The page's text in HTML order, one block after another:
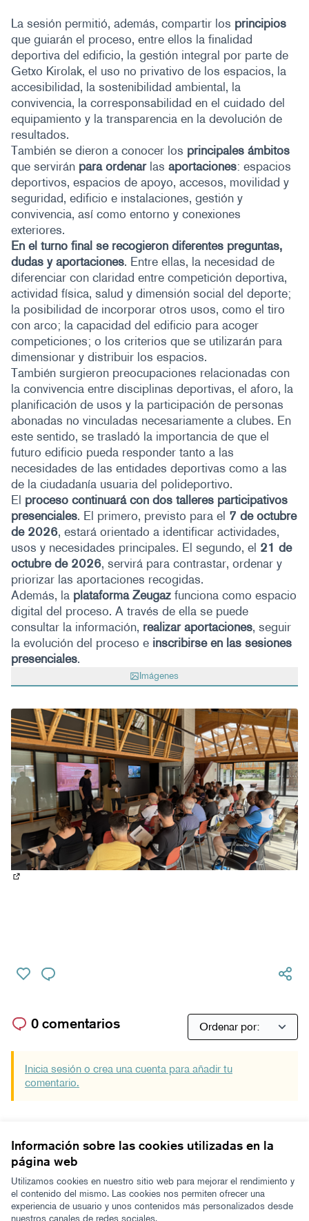
Información sobre las cookies utilizadas en la
página web
Utilizamos cookies en nuestro sitio web para mejorar el rendimiento y
el contenido del mismo. Las cookies nos permiten ofrecer una
experiencia de usuario y unos contenidos más personalizados desde
nuestros canales de redes sociales.
La sesión permitió, además, compartir los principios
que guiarán el proceso, entre ellos la finalidad
deportiva del edificio, la gestión integral por parte de
Getxo Kirolak, el uso no privativo de los espacios, la
accesibilidad, la sostenibilidad ambiental, la
convivencia, la corresponsabilidad en el cuidado del
equipamiento y la transparencia en la devolución de
resultados.
También se dieron a conocer los principales ámbitos
que servirán para ordenarlas aportaciones: espacios
deportivos, espacios de apoyo, accesos, movilidad y
seguridad, edificio e instalaciones, gestión y
convivencia, así como entorno y conexiones
exteriores.
En el turno final se recogieron diferentes preguntas,
dudas y aportaciones. Entre ellas, la necesidad de
diferenciar con claridad entre competición deportiva,
actividad física, salud y dimensión social del deporte;
la posibilidad de incorporar otros usos, como el tiro
con arco; la capacidad del edificio para acoger
competiciones; o los criterios que se utilizarán para
dimensionar y distribuir los espacios.
También surgieron preocupaciones relacionadas con
la convivencia entre disciplinas deportivas, el aforo, la
planificación de usos y la participación de personas
abonadas no vinculadas necesariamente a clubes. En
este sentido, se trasladó la importancia de que el
futuro edificio pueda responder tanto a las
necesidades de las entidades deportivas como a las
de la ciudadanía usuaria del polideportivo.
El proceso continuará con dos talleres participativos
presenciales. El primero, previsto para el 7 de octubre
de 2026, estará orientado a identificar actividades,
usos y necesidades principales. El segundo, el 21 de
octubre de 2026, servirá para contrastar, ordenar y
priorizar las aportaciones recogidas.
Además, la plataforma Zeugaz funciona como espacio
digital del proceso. A través de ella se puede
consultar la información, realizar aportaciones, seguir
la evolución del proceso e inscribirse en las sesiones
presenciales.
Imágenes
0 comentarios
Inicia sesión o crea una cuenta para añadir tu
comentario.
Términos y condiciones de uso
Configuración de cookies
Zeugaz en X
(Enlace externo)
Zeugaz en Facebook
(Enlace externo)
Zeugaz en Instagram
(Enlace externo)
Zeugaz en YouTube
(Enlace externo)
Zeugaz en GitHub
(Enlace externo)